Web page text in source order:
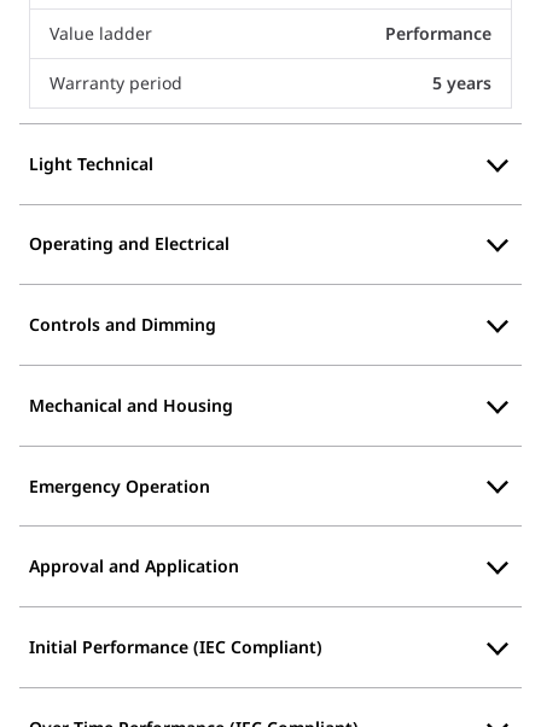
Value ladder Performance
Warranty period 5 years
Light Technical
Operating and Electrical
Controls and Dimming
Mechanical and Housing
Emergency Operation
Approval and Application
Initial Performance (IEC Compliant)